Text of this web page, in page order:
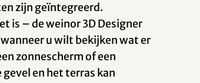
zijn geïntegreerd.
is – de weinor 3D Designer
u wilt bekijken wat er
zonnescherm of een
en het terras kan